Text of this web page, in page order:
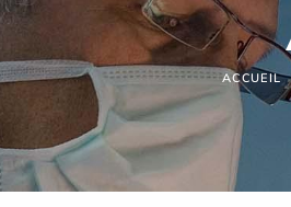
ACCUEIL